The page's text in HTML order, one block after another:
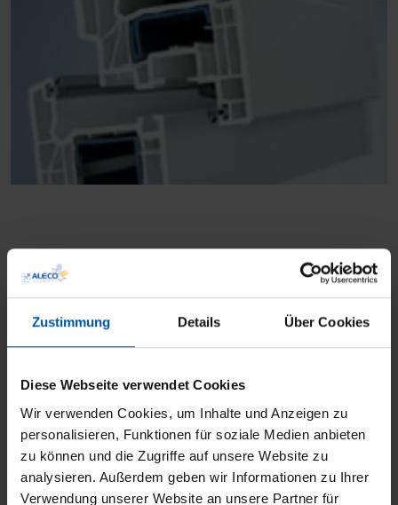
Zustimmung Details Über Cookies
Diese Webseite verwendet Cookies
Wir verwenden Cookies, um Inhalte und Anzeigen zu
personalisieren, Funktionen für soziale Medien anbieten
zu können und die Zugriffe auf unsere Website zu
analysieren. Außerdem geben wir Informationen zu Ihrer
Verwendung unserer Website an unsere Partner für
Holzfenster – ökologisches High-
Tec-Produkt:
Holzfenster stehen für Natürlichkeit, Wärme und
Gebäude, als auch für Renovierungen und
Neubauten. Da es sich bei Holz um einen
nachwachsenden Rohstoff handelt, punkten
Holzfenster auch